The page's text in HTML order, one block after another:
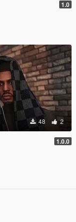
1.0
48 2
1.0.0